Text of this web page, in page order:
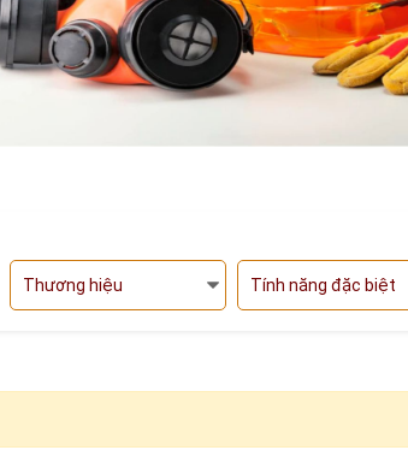
Thương hiệu Tính năng đặc biệt